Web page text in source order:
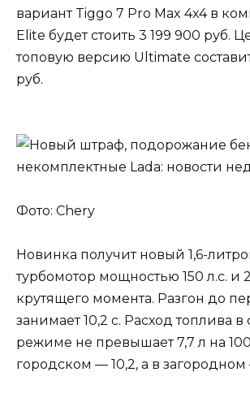
вариант Tiggo 7 Pro Max 4х4 в
Elite будет стоить 3 199 900 руб.
топовую версию Ultimate
руб.
Фото: Chery
Новинка получит новый 1,6-
турбомотор мощностью 150 л.с. и
крутящего момента. Разгон до
занимает 10,2 с. Расход топлива
режиме не превышает 7,7 л на
городском — 10,2, а в загородном